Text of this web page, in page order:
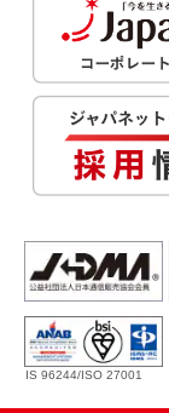
IS 96244/ISO 27001